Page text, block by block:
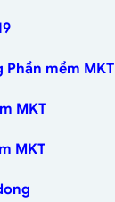
mềm MKT
MKT
MKT